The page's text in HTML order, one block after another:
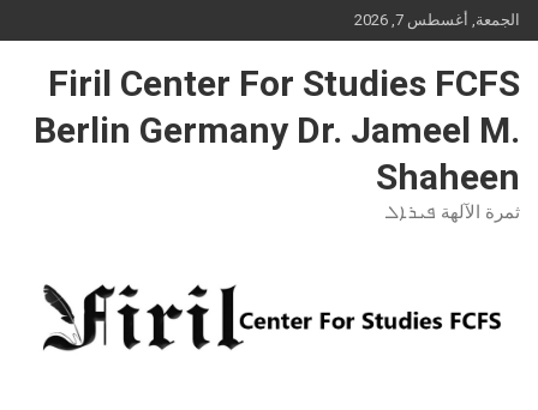
Skip
to
الجمعة, أغسطس 7, 2026
Firil Center For Studies FCFS
Berlin Germany Dr. Jameel M.
Shaheen
ثمرة الآلهة ܦܝܪܐܠ